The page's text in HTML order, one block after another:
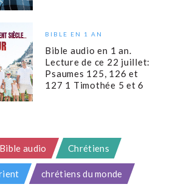
BIBLE EN 1 AN
Bible audio en 1 an.
Lecture de ce 22 juillet:
Psaumes 125, 126 et
127 1 Timothée 5 et 6
Bible audio Chrétiens
chrétiens du monde